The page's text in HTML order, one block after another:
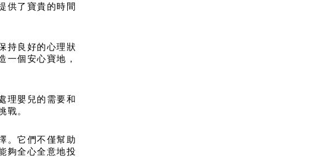
供了寶貴的時間
持良好的心理狀
一個安心寶地，
理嬰兒的需要和
戰。
。它們不僅幫助
夠全心全意地投